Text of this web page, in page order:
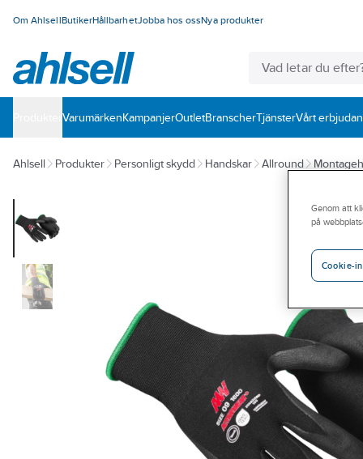
Om AhlsellButikerHållbarhetJobba hos ossNya produkter
VarumärkenKampanjerOutletBranscherTjänsterVårt
Ahlsell Produkter Personligt skydd Handskar Allround
Genom att
på
Cookie-